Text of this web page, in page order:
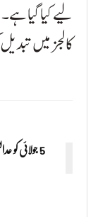
لیے کیا گیا
کالجز میں
5 جولائی کو